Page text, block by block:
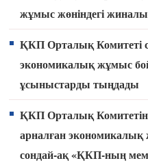
жұмыс жөніндегі
ҚКП Орталық Комитеті
экономикалық жұмыс
ұсыныстарды тыңдады
ҚКП Орталық
арналған
сондай-ақ «ҚКП-ның